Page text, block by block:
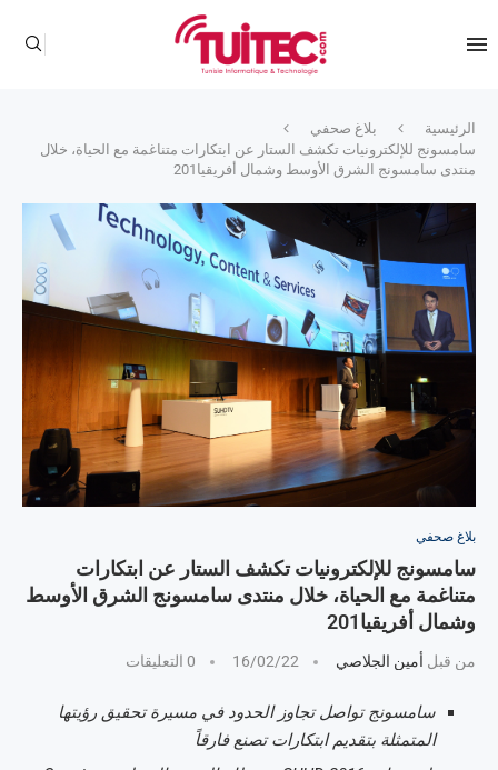
الرئيسية
بلاغ صحفي
سامسونج للإلكترونيات تكشف الستار عن ابتكارات متناغمة مع الحياة، خلال
منتدى سامسونج الشرق الأوسط وشمال أفريقيا201
بلاغ صحفي
سامسونج للإلكترونيات تكشف الستار عن ابتكارات
متناغمة مع الحياة، خلال منتدى سامسونج الشرق الأوسط
وشمال أفريقيا201
من قبل أمين الجلاصي 16/02/22 0 التعليقات
سامسونج تواصل تجاوز الحدود في مسيرة تحقيق رؤيتها
المتمثلة بتقديم ابتكارات تصنع فارقاً